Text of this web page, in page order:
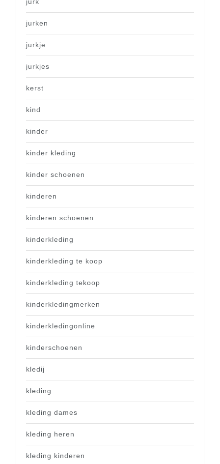
jurken
jurkje
jurkjes
kerst
kind
kinder
kinder kleding
kinder schoenen
kinderen
kinderen schoenen
kinderkleding
kinderkleding te koop
kinderkleding tekoop
kinderkledingmerken
kinderkledingonline
kinderschoenen
kledij
kleding
kleding dames
kleding heren
kleding kinderen